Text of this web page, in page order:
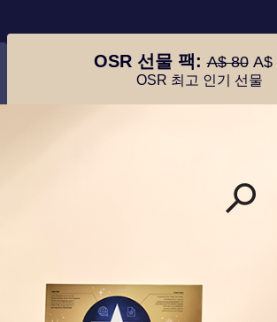
OSR 선물 팩:A$ 80 A$
OSR 최고 인기 선물